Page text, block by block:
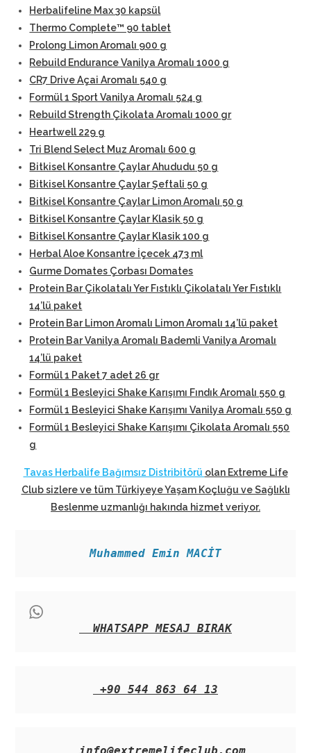
Herbalifeline Max 30 kapsül
Thermo Complete™ 90 tablet
Prolong Limon Aromalı 900 g
Rebuild Endurance Vanilya Aromalı 1000 g
CR7 Drive Açai Aromalı 540 g
Formül 1 Sport Vanilya Aromalı 524 g
Rebuild Strength Çikolata Aromalı 1000 gr
Heartwell 229 g
Tri Blend Select Muz Aromalı 600 g
Bitkisel Konsantre Çaylar Ahududu 50 g
Bitkisel Konsantre Çaylar Şeftali 50 g
Bitkisel Konsantre Çaylar Limon Aromalı 50 g
Bitkisel Konsantre Çaylar Klasik 50 g
Bitkisel Konsantre Çaylar Klasik 100 g
Herbal Aloe Konsantre İçecek 473 ml
Gurme Domates Çorbası Domates
Protein Bar Çikolatalı Yer Fıstıklı Çikolatalı Yer Fıstıklı
14’lü paket
Protein Bar Limon Aromalı Limon Aromalı 14’lü paket
Protein Bar Vanilya Aromalı Bademli Vanilya Aromalı
14’lü paket
Formül 1 Paket 7 adet 26 gr
Formül 1 Besleyici Shake Karışımı Fındık Aromalı 550 g
Formül 1 Besleyici Shake Karışımı Vanilya Aromalı 550 g
Formül 1 Besleyici Shake Karışımı Çikolata Aromalı 550
g
Tavas Herbalife Bağımsız Distribitörü olan Extreme Life
Club sizlere ve tüm Türkiyeye Yaşam Koçluğu ve Sağlıklı
Beslenme uzmanlığı hakında hizmet veriyor.
Muhammed Emin MACİT
WHATSAPP MESAJ BIRAK
+90 544 863 64 13